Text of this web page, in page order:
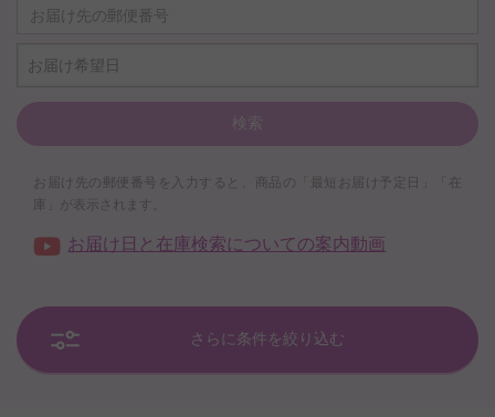
お届け希望日
検索
お届け先の郵便番号を入力すると、商品の「最短お届け予定日」「在
庫」が表示されます。
お届け日と在庫検索についての案内動画
さらに条件を絞り込む